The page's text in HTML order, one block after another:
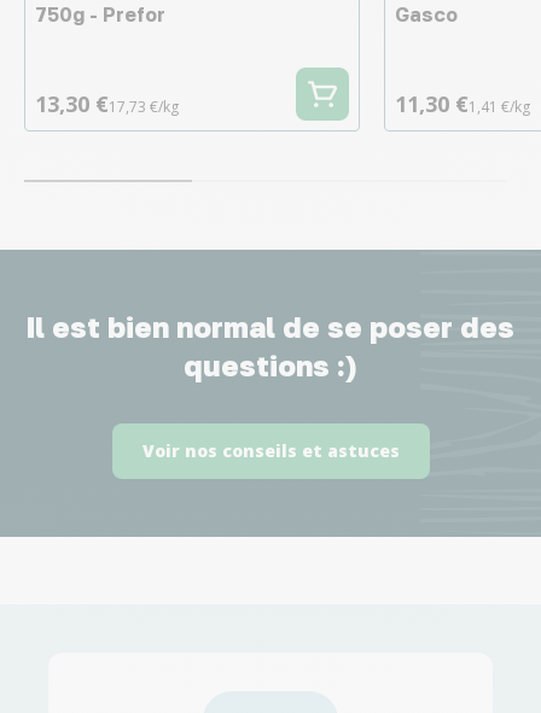
750g - Prefor
13,30 €17,73 €/kg
Gasco
11,30 €1,41 €/kg
Il est bien normal de se poser des
questions :)
Voir nos conseils et astuces